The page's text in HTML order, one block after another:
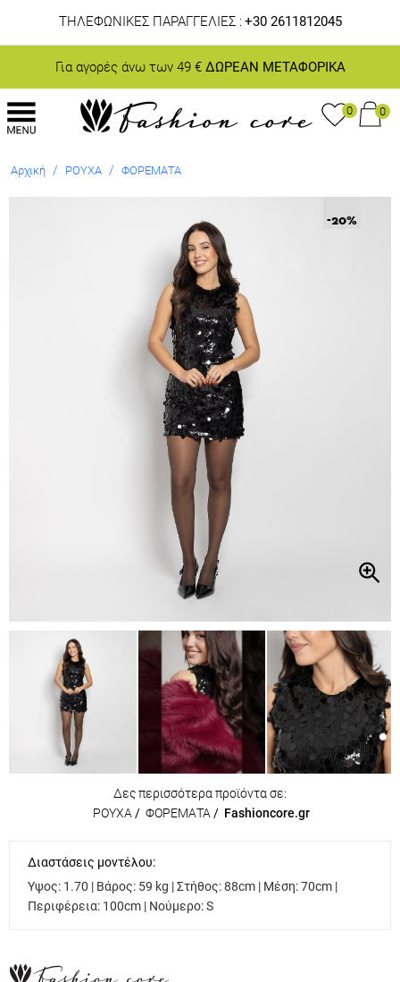
ΤΗΛΕΦΩΝΙΚΕΣ ΠΑΡΑΓΓΕΛΙΕΣ : +30 2611812045
Για αγορές άνω των 49 €ΔΩΡΕΑΝ ΜΕΤΑΦΟΡΙΚΑ
0 0
Αρχική / ΡΟΥΧΑ / ΦΟΡΕΜΑΤΑ
-20%
Δες περισσότερα προϊόντα σε:
ΡΟΥΧΑ / ΦΟΡΕΜΑΤΑ / Fashioncore.gr
Διαστάσεις μοντέλου:
Υψος: 1.70 | Βάρος: 59 kg | Στήθος: 88cm | Μέση: 70cm |
Περιφέρεια: 100cm | Νούμερο: S